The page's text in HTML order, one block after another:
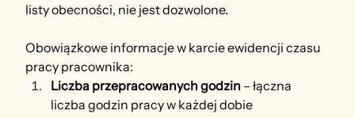
listy obecności, nie jest dozwolone.
Obowiązkowe informacje w karcie ewidencji czasu
pracy pracownika:
Liczba przepracowanych godzin – łączna
liczba godzin pracy w każdej dobie